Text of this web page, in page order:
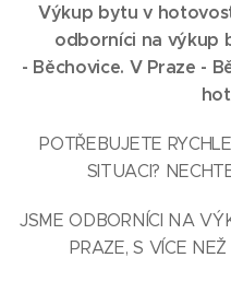
Výkup bytu v
odborníci na výkup
- Běchovice. V Praze -
POTŘEBUJETE
SITUACI?
JSME ODBORNÍCI NA
PRAZE, S VÍCE